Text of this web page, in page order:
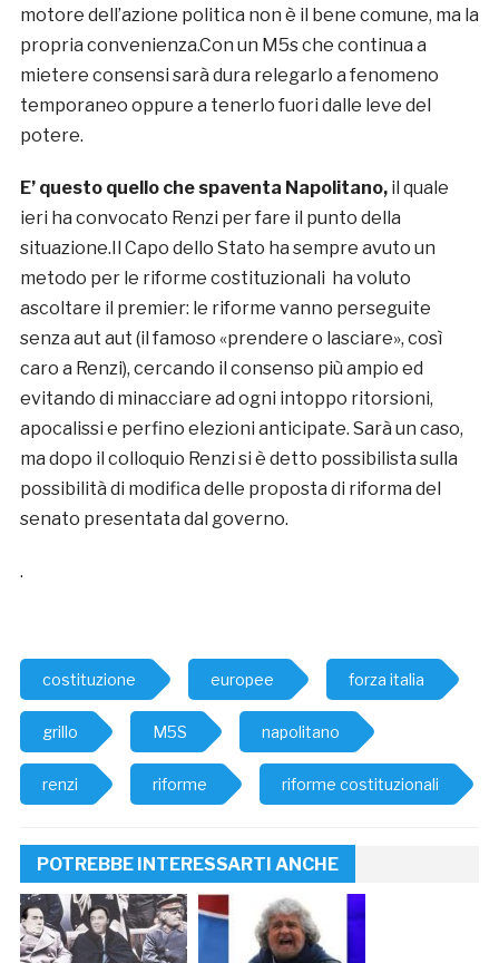
motore dell’azione politica non è il bene comune, ma la
propria convenienza.Con un M5s che continua a
mietere consensi sarà dura relegarlo a fenomeno
temporaneo oppure a tenerlo fuori dalle leve del
potere.
E’ questo quello che spaventa Napolitano,il quale
ieri ha convocato Renzi per fare il punto della
situazione.Il Capo dello Stato ha sempre avuto un
metodo per le riforme costituzionali ha voluto
ascoltare il premier: le riforme vanno perseguite
senza aut aut (il famoso «prendere o lasciare», così
caro a Renzi), cercando il consenso più ampio ed
evitando di minacciare ad ogni intoppo ritorsioni,
apocalissi e perfino elezioni anticipate. Sarà un caso,
ma dopo il colloquio Renzi si è detto possibilista sulla
possibilità di modifica delle proposta di riforma del
senato presentata dal governo.
.
costituzione europee forza italia
grillo M5S napolitano
renzi riforme riforme costituzionali
POTREBBE INTERESSARTI ANCHE